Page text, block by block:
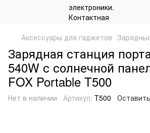
Аксессуары для гаджетов
Зарядная станция
540W с солнечной
FOX Portable T500
Нет в наличии Артикул: T500